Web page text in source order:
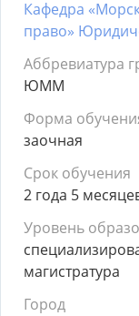
Кафедра
право»
Аббревиатура
ЮММ
Форма
заочная
Срок обучения
2 года 5
Уровень
магистратура
Город